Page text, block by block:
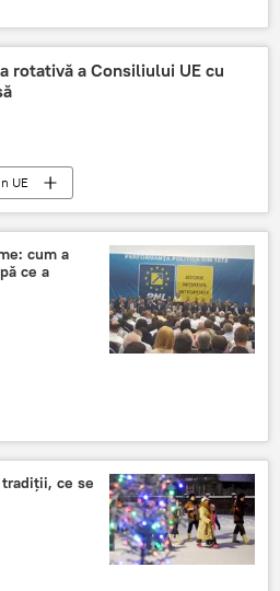
rotativă a Consiliului UE cu
UE
Brexit
cum a
ce a
ce se